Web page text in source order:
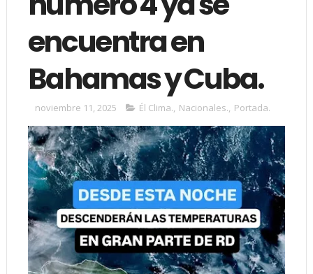
encuentra en
Bahamas y Cuba.
noviembre 11, 2025 Él Clima., Nacionales., Portada.